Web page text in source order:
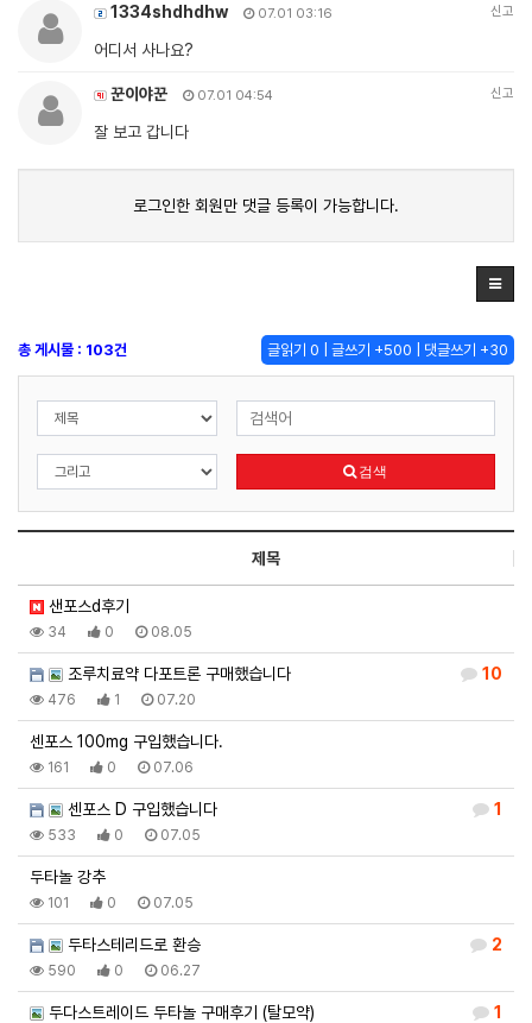
1334shdhdhw 07.01 03:16 신고
어디서 사나요?
꾼이야꾼 07.01 04:54 신고
잘 보고 갑니다
로그인한 회원만 댓글 등록이 가능합니다.
글읽기 0 | 글쓰기 +500 | 댓글쓰기 +30
총 게시물 : 103건
검색
제목
샌포스d후기
34 0 08.05
10
조루치료약 다포트론 구매했습니다
476 1 07.20
센포스 100mg 구입했습니다.
161 0 07.06
1
센포스 D 구입했습니다
533 0 07.05
두타놀 강추
101 0 07.05
2
두타스테리드로 환승
590 0 06.27
1
두다스트레이드 두타놀 구매후기 (탈모약)